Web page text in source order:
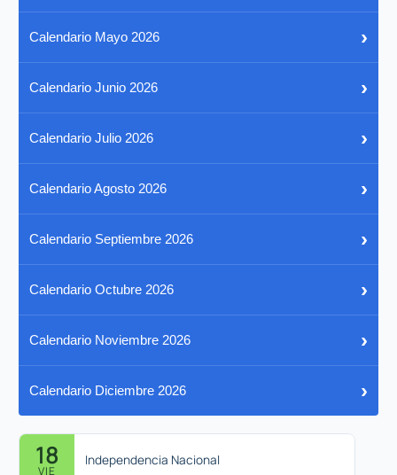
Calendario Mayo 2026 ›
Calendario Junio 2026 ›
Calendario Julio 2026 ›
Calendario Agosto 2026 ›
Calendario Septiembre 2026 ›
Calendario Octubre 2026 ›
Calendario Noviembre 2026 ›
Calendario Diciembre 2026 ›
18
VIE
Independencia Nacional